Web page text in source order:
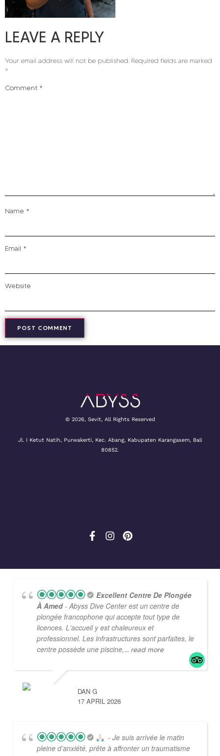
LEAVE A REPLY
Your email address will not be published. Required fields are marked
*
Comment *
Name *
Email *
Website
© 2026, Sevit, All Rights Reserved
Jl. I Ketut Natih, Purwakerti, Kec. Abang, Kabupaten Karangasem, Bali
80852.
Excellent Centre De Plongée
À Amed - Abyss Dive Center est un centre de
plongée francophone qui accepte tout type de
licences. L'accueil y est chaleureux et
professionnel. Les infrastructures sont parfaites, le
centre possède une piscine,... read more
DAN G
17 APRIL 2026
- Je suis arrivée le matin
pleine d’anxiété, prête à affronter un traumatisme